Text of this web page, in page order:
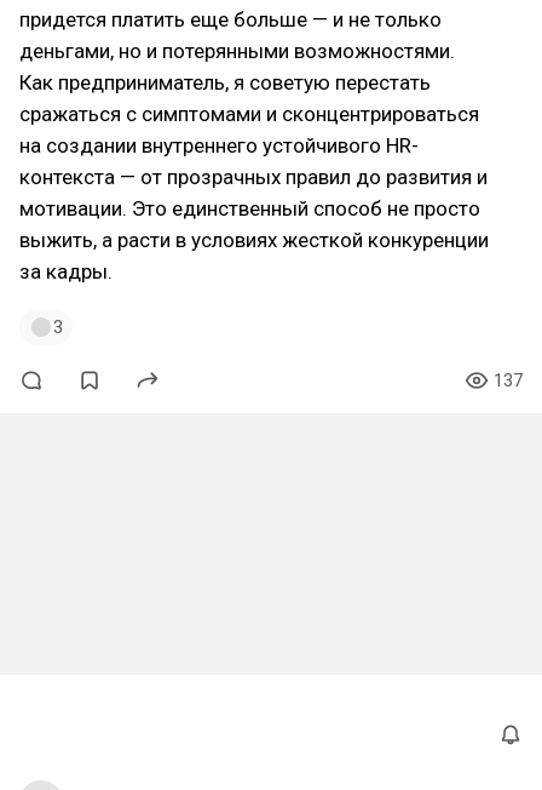
придется платить еще больше — и не только
деньгами, но и потерянными возможностями.
Как предприниматель, я советую перестать
сражаться с симптомами и сконцентрироваться
на создании внутреннего устойчивого HR-
контекста — от прозрачных правил до развития и
мотивации. Это единственный способ не просто
выжить, а расти в условиях жесткой конкуренции
за кадры.
3
137